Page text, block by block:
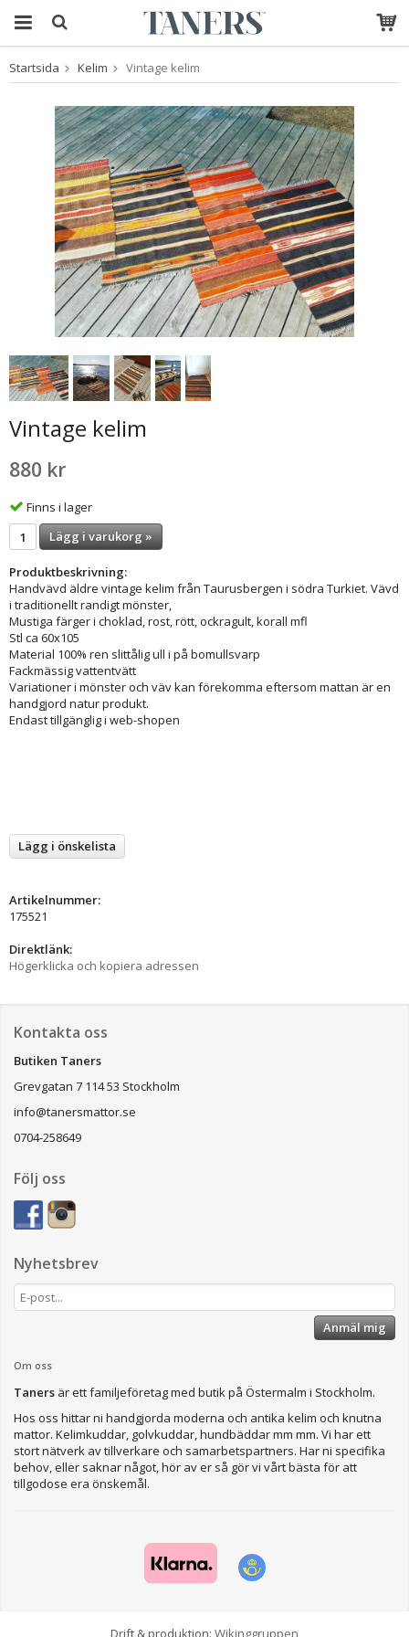
Produkten har blivit
tillagd i varukorgen
Startsida Kelim Vintage kelim
Vintage kelim
880 kr
Finns i lager
Lägg i varukorg »
Produktbeskrivning:
Handvävd äldre vintage kelim från Taurusbergen i södra Turkiet. Vävd
i traditionellt randigt mönster,
Mustiga färger i choklad, rost, rött, ockragult, korall mfl
Stl ca 60x105
Material 100% ren slittålig ull i på bomullsvarp
Fackmässig vattentvätt
Variationer i mönster och väv kan förekomma eftersom mattan är en
handgjord natur produkt.
Endast tillgänglig i web-shopen
Lägg i önskelista
Artikelnummer:
175521
Direktlänk:
Högerklicka och kopiera adressen
Kontakta oss
Butiken Taners
Grevgatan 7 114 53 Stockholm
info@tanersmattor.se
0704-258649
Följ oss
Nyhetsbrev
Anmäl mig
Om oss
Taners är ett familjeföretag med butik på Östermalm i Stockholm.
Hos oss hittar ni handgjorda moderna och antika kelim och knutna
mattor. Kelimkuddar, golvkuddar, hundbäddar mm mm. Vi har ett
stort nätverk av tillverkare och samarbetspartners. Har ni specifika
behov, eller saknar något, hör av er så gör vi vårt bästa för att
tillgodose era önskemål.
Drift & produktion: Wikinggruppen